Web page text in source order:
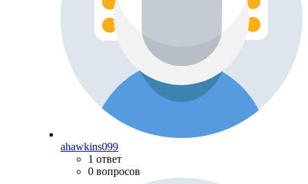
ahawkins099
1 ответ
0 вопросов